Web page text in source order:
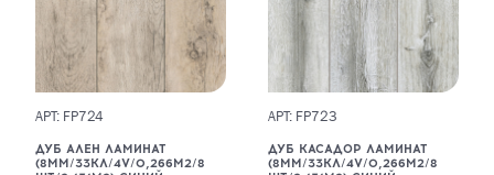
АРТ: FP724
ДУБ АЛЕН ЛАМИНАТ
(8ММ/33КЛ/4V/0,266М2/8
АРТ: FP723
ДУБ КАСАДОР ЛАМИНАТ
(8ММ/33КЛ/4V/0,266М2/8